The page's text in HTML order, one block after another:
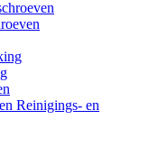
Reinigings- en